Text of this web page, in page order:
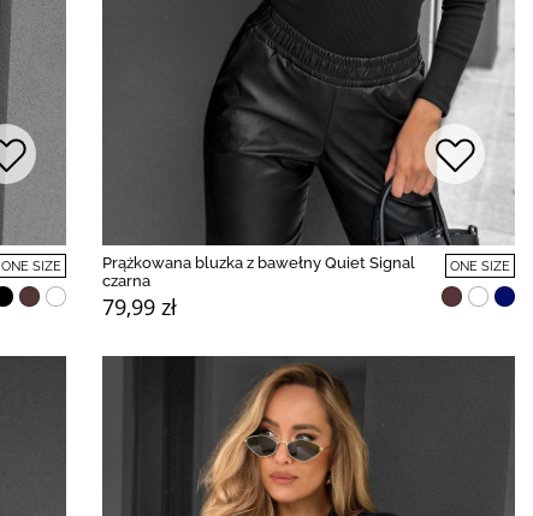
ONE SIZE
Prążkowana bluzka z bawełny Quiet Signal
czarna
79,99 zł
ONE SIZE